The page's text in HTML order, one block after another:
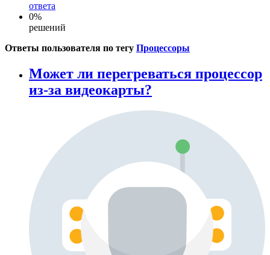
ответа
0%
решений
Ответы пользователя по тегу Процессоры
Может ли перегреваться процессор
из-за видеокарты?